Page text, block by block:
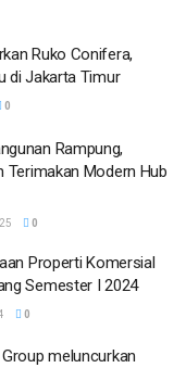
Ruko Conifera,
di Jakarta Timur
0
Rampung,
Terimakan Modern Hub
0
Properti Komersial
Semester I 2024
0
meluncurkan